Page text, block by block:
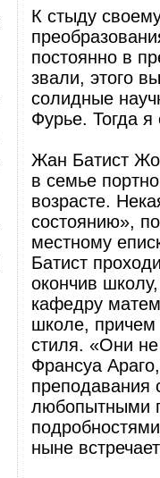
К стыду
постоянно в
звали, этого
солидные
Фурье. Тогда я
Жан Батист
в семье
возрасте.
состоянию»,
местному
Батист
окончив
кафедру
школе, причем
стиля. «Они
Франсуа
преподавания
любопытными
ныне